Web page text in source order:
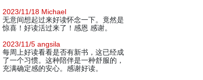
2023/11/18 Michael
无意间想起过来好读怀念一下。竟然是
惊喜！好读活过来了！感恩 感谢。
2023/11/5 angsila
每周上好读看看是否有新书，这已经成
了一个习惯。这种陪伴是一种舒服的，
充满确定感的安心。感谢好读。